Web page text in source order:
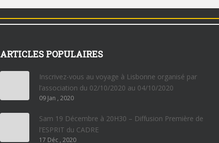
ARTICLES POPULAIRES
Inscrivez-vous au voyage à Lisbonne organisé par
l’association du 02/10/2020 au 04/10/2020
09 Jan , 2020
Sam 19 Décembre à 20H30 – Diffusion Première de
l’ESPRIT du CADRE
17 Déc , 2020